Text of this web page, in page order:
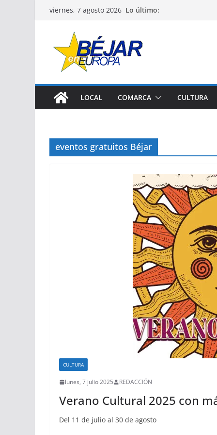
Saltarviernes, 7 agosto 2026 Lo último:
LOCAL COMARCA CULTURA
eventos gratuitos Béjar
CULTURA
lunes, 7 julio 2025 REDACCIÓN
Verano Cultural 2025 con
Del 11 de julio al 30 de agosto